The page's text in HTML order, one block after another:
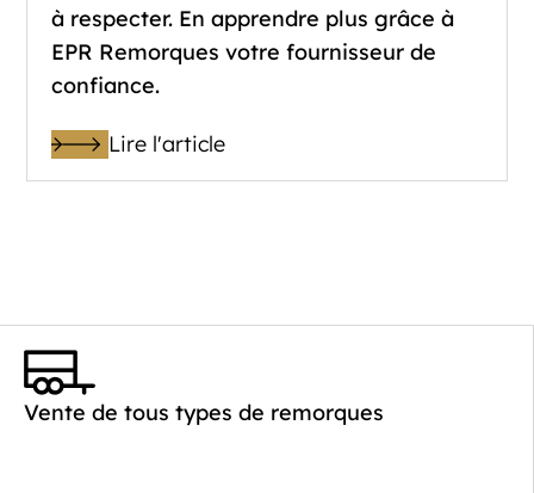
à respecter. En apprendre plus grâce à
EPR Remorques votre fournisseur de
confiance.
Lire l'article
Vente de tous types de remorques